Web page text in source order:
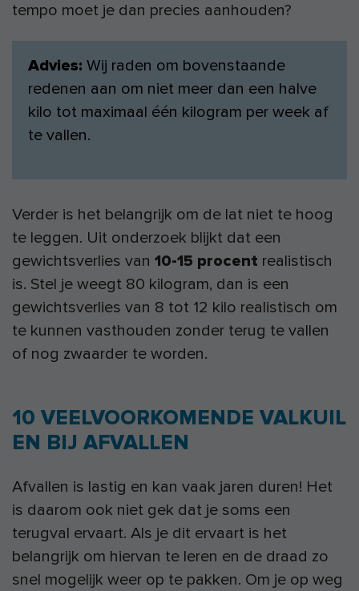
tempo moet je dan precies aanhouden?
Advies: Wij raden om bovenstaande
redenen aan om niet meer dan een halve
kilo tot maximaal één kilogram per week af
te vallen.
Verder is het belangrijk om de lat niet te hoog
te leggen. Uit onderzoek blijkt dat een
gewichtsverlies van 10-15 procent realistisch
is. Stel je weegt 80 kilogram, dan is een
gewichtsverlies van 8 tot 12 kilo realistisch om
te kunnen vasthouden zonder terug te vallen
of nog zwaarder te worden.
10 VEELVOORKOMENDE VALKUIL
EN BIJ AFVALLEN
Afvallen is lastig en kan vaak jaren duren! Het
is daarom ook niet gek dat je soms een
terugval ervaart. Als je dit ervaart is het
belangrijk om hiervan te leren en de draad zo
snel mogelijk weer op te pakken. Om je op weg